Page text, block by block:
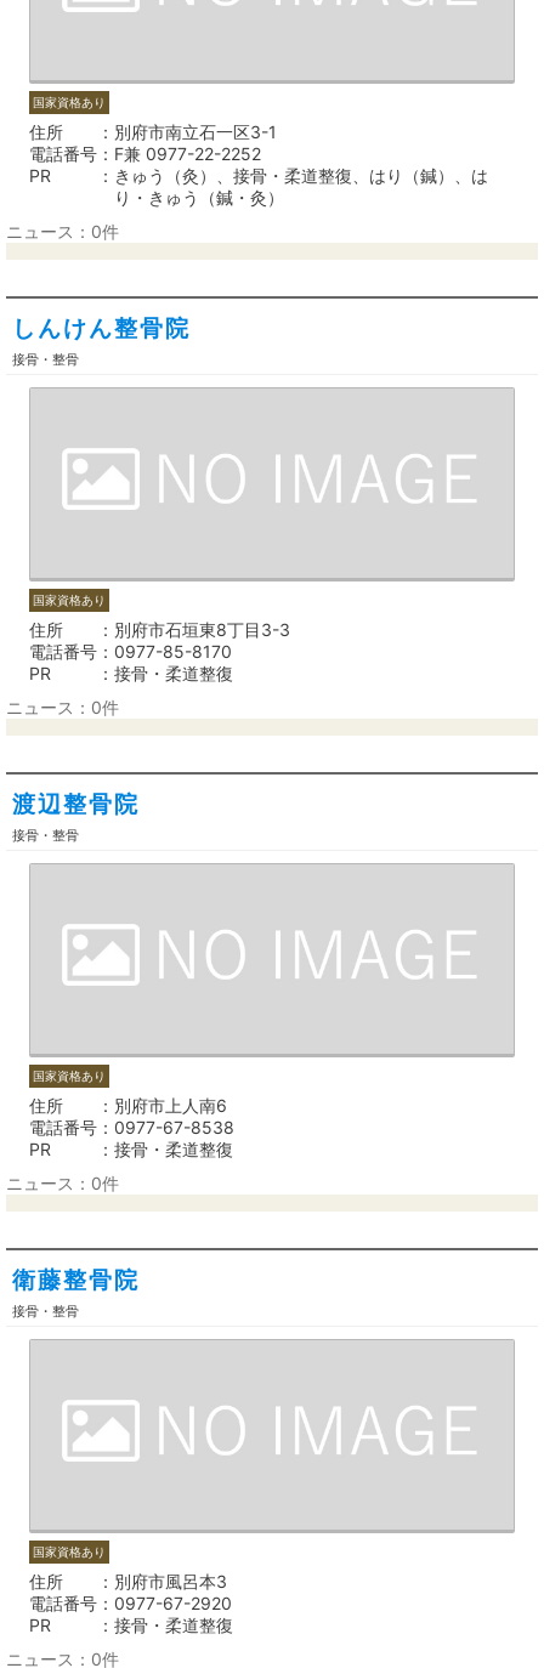
国家資格あり
住所
別府市南立石一区3-1
電話番号
F兼 0977-22-2252
PR
きゅう（灸）、接骨・柔道整復、はり（鍼）、は
り・きゅう（鍼・灸）
ニュース：0件
しんけん整骨院
接骨・整骨
国家資格あり
住所
別府市石垣東8丁目3-3
電話番号
0977-85-8170
PR
接骨・柔道整復
ニュース：0件
渡辺整骨院
接骨・整骨
国家資格あり
住所
別府市上人南6
電話番号
0977-67-8538
PR
接骨・柔道整復
ニュース：0件
衛藤整骨院
接骨・整骨
国家資格あり
住所
別府市風呂本3
電話番号
0977-67-2920
PR
接骨・柔道整復
ニュース：0件